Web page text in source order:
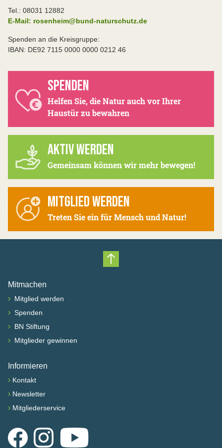
Tel.: 08031 12882
E-Mail: rosenheim@bund-naturschutz.de
Spenden an die Kreisgruppe:
IBAN: DE92 7115 0000 0000 0212 46
SPENDEN
Helfen Sie, die Natur auch vor Ihrer
Haustür zu bewahren
AKTIV WERDEN
Gemeinsam können wir mehr bewegen!
MITGLIED WERDEN
Treten Sie ein für Mensch und Natur!
Nach oben scrollen
Mitmachen
› Mitglied werden
› Spenden
› BN Stiftung
› Mitglieder gewinnen
Informieren
› Kontakt
› Newsletter
› Mitgliederservice
FacebookInstagramYouTube